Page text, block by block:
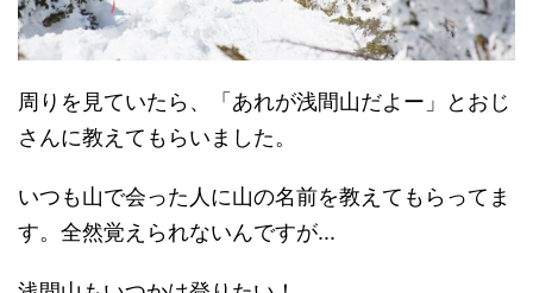
周りを見ていたら、「あれが浅間山だよー」とおじ
さんに教えてもらいました。
いつも山で会った人に山の名前を教えてもらってま
す。全然覚えられないんですが...